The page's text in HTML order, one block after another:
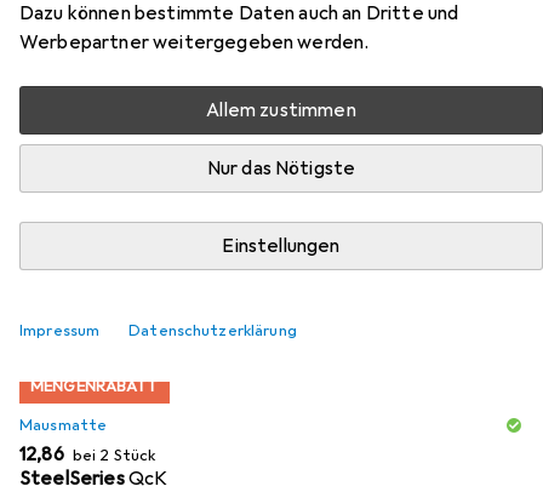
Dazu können bestimmte Daten auch an Dritte und
Werbepartner weitergegeben werden.
Allem zustimmen
Nur das Nötigste
Einstellungen
Impressum Datenschutzerklärung
Hier findest du passendes Zubehör zum Produkt HORI
Gaming Headset HG aus den Kategorien Mausmatte und
Kopfhörerständer.
Mausmatte Kopfhörerständer
MENGENRABATT
Mausmatte
EUR
12,86 bei 2 Stück
SteelSeriesQcK